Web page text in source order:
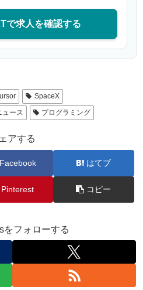
で求人を確認する
SpaceX
ュース プログラミング
アする
Facebook はてブ
Pinterest コピー
をフォローする